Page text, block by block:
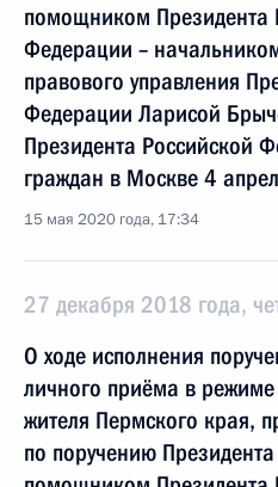
помощником Президента
Федерации –
правового управления
Федерации Ларисой
Президента Российской
граждан в Москве 4
15 мая 2020 года, 17:34
27 декабря 2018 года,
О ходе исполнения
личного приёма в
жителя Пермского края,
по поручению